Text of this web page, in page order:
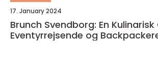
17. January 2024
Brunch Svendborg: En
Eventyrrejsende og